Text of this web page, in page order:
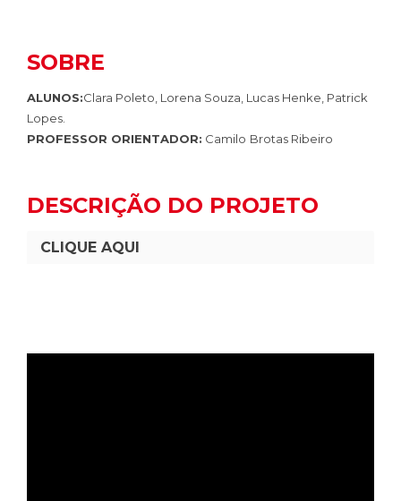
SOBRE
ALUNOS:Clara Poleto, Lorena Souza, Lucas Henke, Patrick
Lopes.
PROFESSOR ORIENTADOR: Camilo Brotas Ribeiro
DESCRIÇÃO DO PROJETO
CLIQUE AQUI